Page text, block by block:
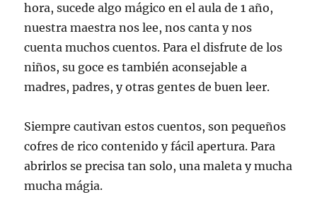
hora, sucede algo mágico en el aula de 1 año,
nuestra maestra nos lee, nos canta y nos
cuenta muchos cuentos. Para el disfrute de los
niños, su goce es también aconsejable a
madres, padres, y otras gentes de buen leer.
Siempre cautivan estos cuentos, son pequeños
cofres de rico contenido y fácil apertura. Para
abrirlos se precisa tan solo, una maleta y mucha
mucha mágia.